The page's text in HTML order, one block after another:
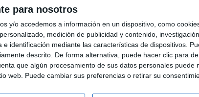
para nosotros
y/o accedemos a información en un dispositivo, como
medición de publicidad y contenido,
identificación mediante las características de dispositivos.
descrito. De forma alternativa, puede hacer clic para
que algún procesamiento de sus datos personales
web. Puede cambiar sus preferencias o retirar su
Quiénes somos|
Aviso legal|Politica de privacidad|
© 2003-2026Compás Mediterráneo S.L.- Diego de